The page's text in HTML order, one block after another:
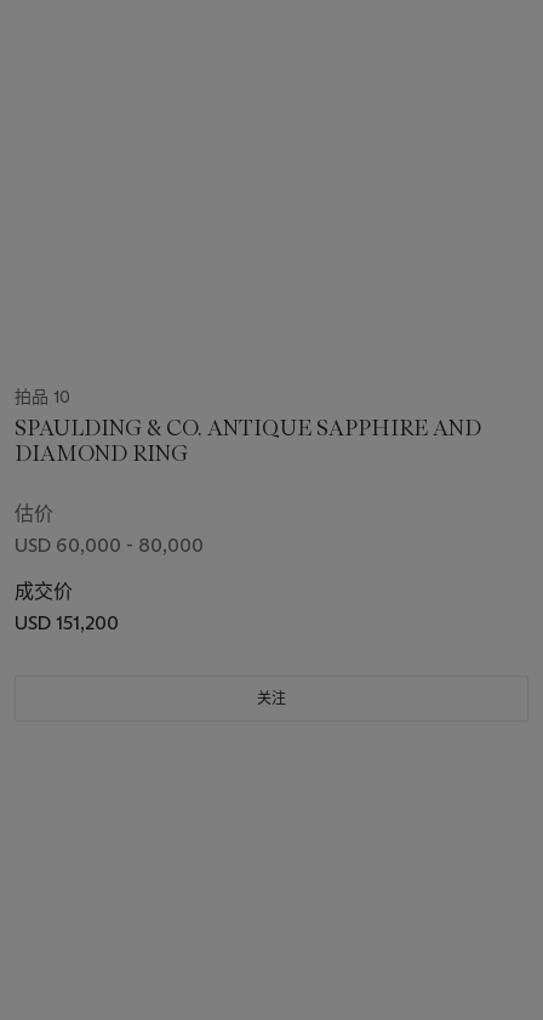
拍品 10
SPAULDING & CO. ANTIQUE SAPPHIRE AND
DIAMOND RING
估价
USD 60,000 - 80,000
成交价
USD 151,200
关注